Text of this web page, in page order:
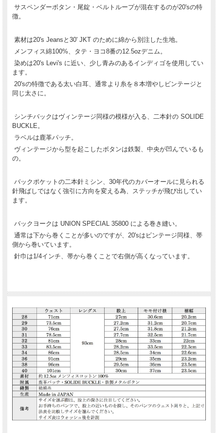
サスペンダーボタン・尾錠・ベルトループが混在するのが20'sの特
徴。
素材は20's Jeansと30' JKT のために綿から別注した生地。
メンフィス綿100%、タテ・ヨコ8番の12.5ozデニム。
染めは20's Levi's に近い、少し青みのあるインディゴを使用してい
ます。
20'sの特徴である太い白耳、通常より糸を８本増やしビンテージと
同じ太さに。
シンチバックはヴィンテージ同様の模様が入る、二本針の SOLIDE
BUCKLE。
ラベルは鹿革パッチ。
ヴィンテージから型を起こしたボタンは鉄製、中央が凹んでいるも
の。
バックポケットの二本針ミシン、30年代のカバーオールに見られる
針飛ばしではなく強引に方向を変える為、ステッチが飛び出してい
ます。
バックヨークは UNION SPECIAL 35800 による巻き縫い。
通常は下から巻くことが多いのですが、20'sはビンテージ同様、帯
側から巻いています。
針巾は1/4インチ、帯から巻くことで右側が高くなっています。